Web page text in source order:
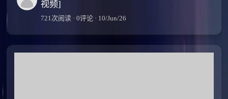
视频]
721次阅读 · 0评论 · 10/Jun/26